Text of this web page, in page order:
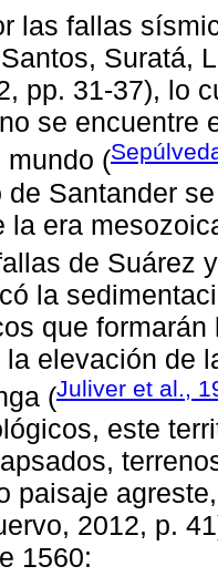
las fallas
Suratá,
pp. 31-37), lo
se encuentre
mundo (
de Santander
la era
de Suárez
la
que
elevación de
(Juliver et al.,
este
paisaje
2012, p.
1560: